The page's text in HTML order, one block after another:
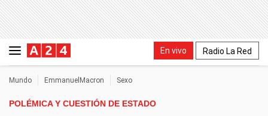
En vivo Radio La Red
Mundo EmmanuelMacron Sexo
POLÉMICA Y CUESTIÓN DE ESTADO